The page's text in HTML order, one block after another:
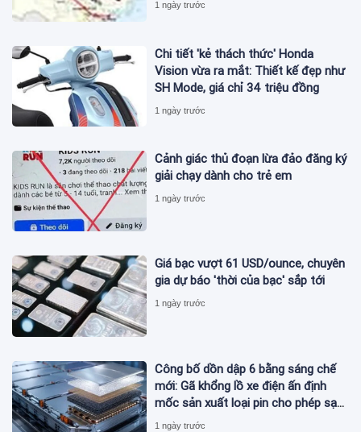
1 ngày trước
Chi tiết 'kẻ thách thức' Honda
Vision vừa ra mắt: Thiết kế đẹp như
SH Mode, giá chỉ 34 triệu đồng
1 ngày trước
Cảnh giác thủ đoạn lừa đảo đăng ký
giải chạy dành cho trẻ em
1 ngày trước
Giá bạc vượt 61 USD/ounce, chuyên
gia dự báo 'thời của bạc' sắp tới
1 ngày trước
Công bố dồn dập 6 bằng sáng chế
mới: Gã khổng lồ xe điện ấn định
mốc sản xuất loại pin cho phép sạc
1 lần đi từ Hà Nội đến TP.HCM
1 ngày trước